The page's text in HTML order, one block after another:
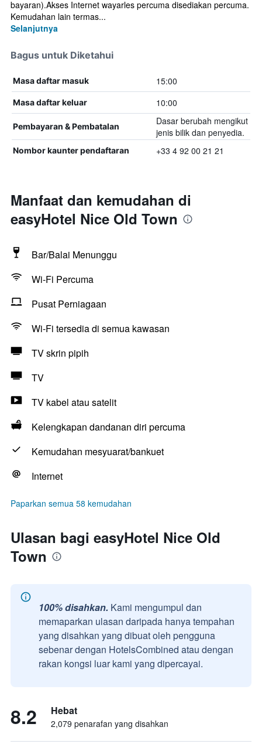
bayaran).Akses Internet wayarles percuma disediakan percuma.
Kemudahan lain termas...
Selanjutnya
Bagus untuk Diketahui
Masa daftar masuk 15:00
Masa daftar keluar 10:00
Pembayaran & Pembatalan
Dasar berubah mengikut
jenis bilik dan penyedia.
Nombor kaunter pendaftaran +33 4 92 00 21 21
Manfaat dan kemudahan di
easyHotel Nice Old Town
Bar/Balai Menunggu
Wi-Fi Percuma
Pusat Perniagaan
Wi-Fi tersedia di semua kawasan
TV skrin pipih
TV
TV kabel atau satelit
Kelengkapan dandanan diri percuma
Kemudahan mesyuarat/bankuet
Internet
Paparkan semua 58 kemudahan
Ulasan bagi easyHotel Nice Old
Town
100% disahkan. Kami mengumpul dan
memaparkan ulasan daripada hanya tempahan
yang disahkan yang dibuat oleh pengguna
sebenar dengan HotelsCombined atau dengan
rakan kongsi luar kami yang dipercayai.
8.2 Hebat
2,079 penarafan yang disahkan